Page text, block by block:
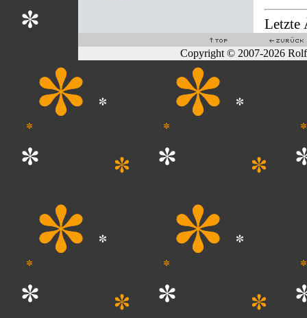
Letzte
Copyright © 2007-2026